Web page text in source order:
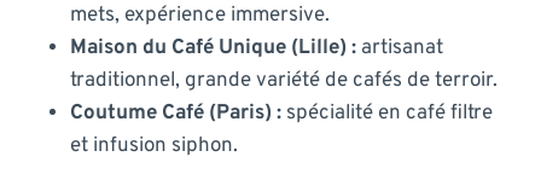
mets, expérience immersive.
Maison du Café Unique (Lille) : artisanat
traditionnel, grande variété de cafés de terroir.
Coutume Café (Paris) : spécialité en café filtre
et infusion siphon.